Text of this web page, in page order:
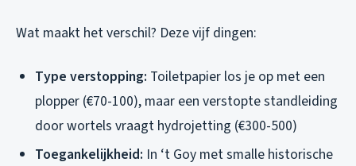
Wat maakt het verschil? Deze vijf dingen:
Type verstopping: Toiletpapier los je op met een
plopper (€70-100), maar een verstopte standleiding
door wortels vraagt hydrojetting (€300-500)
Toegankelijkheid: In ‘t Goy met smalle historische